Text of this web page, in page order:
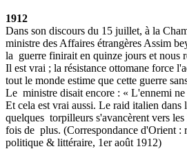
1912
Dans son discours du 15 juillet, à la
ministre des Affaires étrangères Assim
la guerre finirait en quinze jours et nous
Il est vrai ; la résistance ottomane force
tout le monde estime que cette guerre
Le ministre disait encore : « L'ennemi ne
Et cela est vrai aussi. Le raid italien
quelques torpilleurs s'avancèrent vers
fois de plus. (Correspondance d'Orient :
politique & littéraire, 1er août 1912)